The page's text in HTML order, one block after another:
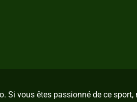
vous êtes passionné de ce